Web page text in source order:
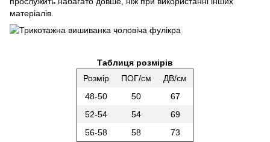
матеріалів.
Таблиця розмірів
Розмір
ПОГ/см
ДВ/см
48-50
50
67
52-54
54
69
56-58
58 73